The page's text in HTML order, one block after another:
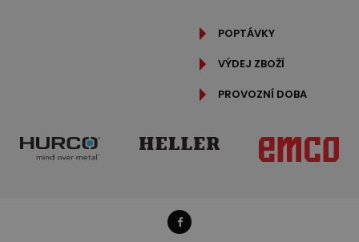
POPTÁVKY
VÝDEJ ZBOŽÍ
PROVOZNÍ DOBA